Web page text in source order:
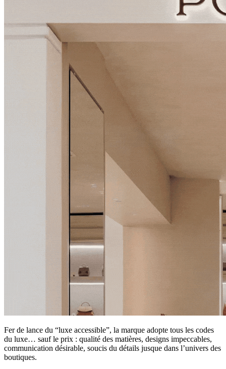
Fer de lance du “luxe accessible”, la marque adopte tous les codes
du luxe… sauf le prix : qualité des matières, designs impeccables,
communication désirable, soucis du détails jusque dans l’univers des
boutiques.